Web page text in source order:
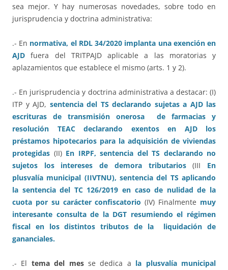
sea mejor. Y hay numerosas novedades, sobre todo en
jurisprudencia y doctrina administrativa:
.- En normativa, el RDL 34/2020 implanta una exención en
AJD fuera del TRITPAJD aplicable a las moratorias y
aplazamientos que establece el mismo (arts. 1 y 2).
.- En jurisprudencia y doctrina administrativa a destacar: (I)
ITP y AJD, sentencia del TS declarando sujetas a AJD las
escrituras de transmisión onerosa de farmacias
y
resolución TEAC declarando exentos en AJD los
préstamos hipotecarios para la adquisición de viviendas
protegidas (II) En IRPF, sentencia del TS declarando no
sujetos los intereses de demora tributarios(III En
plusvalía municipal (IIVTNU), sentencia del TS aplicando
la sentencia del TC 126/2019 en caso de nulidad de la
cuota por su carácter confiscatorio (IV) Finalmente muy
interesante consulta de la DGT resumiendo el régimen
fiscal en los distintos tributos de la liquidación de
gananciales.
.- El tema del messe dedica a la plusvalía municipal